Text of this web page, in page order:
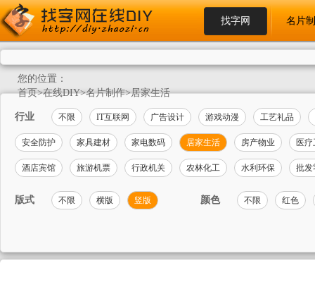
找字网 名片
您的位置：
首页>在线DIY>名片制作>居家生活
行业 不限 IT互联网 广告设计 游戏动漫 工艺礼品
安全防护 家具建材 家电数码 居家生活 房产物业 医
酒店宾馆 旅游机票 行政机关 农林化工 水利环保 批发
版式 不限 横版 竖版 颜色 不限 红色